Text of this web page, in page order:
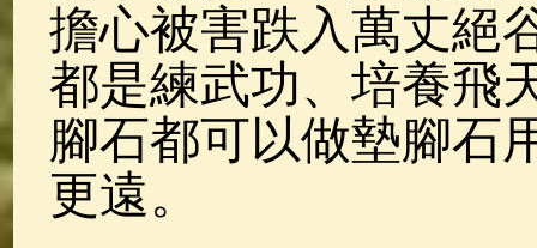
擔心被害跌入萬丈絕
都是練武功、培養飛
腳石都可以做墊腳石
更遠。